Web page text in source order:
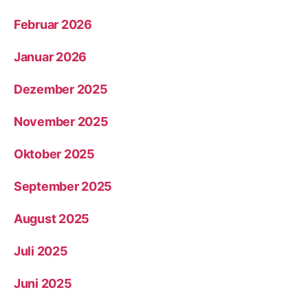
Februar 2026
Januar 2026
Dezember 2025
November 2025
Oktober 2025
September 2025
August 2025
Juli 2025
Juni 2025